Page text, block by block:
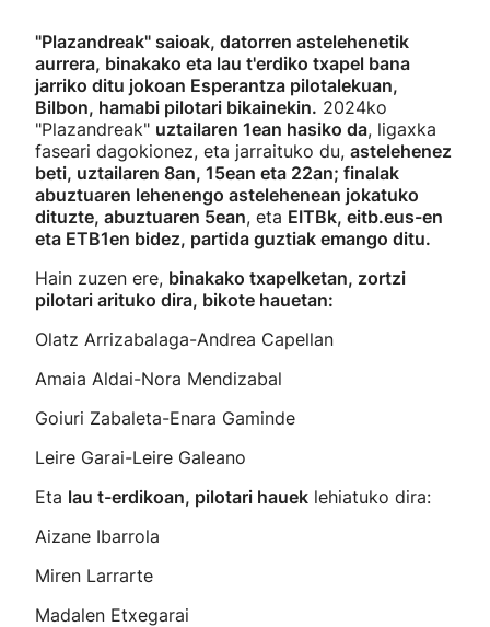
"Plazandreak" saioak, datorren astelehenetik
aurrera, binakako eta lau t'erdiko txapel bana
jarriko ditu jokoan Esperantza pilotalekuan,
Bilbon, hamabi pilotari bikainekin. 2024ko
"Plazandreak" uztailaren 1ean hasiko da, ligaxka
faseari dagokionez, eta jarraituko du, astelehenez
beti, uztailaren 8an, 15ean eta 22an; finalak
abuztuaren lehenengo astelehenean jokatuko
dituzte, abuztuaren 5ean, eta EITBk, eitb.eus-en
eta ETB1en bidez, partida guztiak emango ditu.
Hain zuzen ere, binakako txapelketan, zortzi
pilotari arituko dira, bikote hauetan:
Olatz Arrizabalaga-Andrea Capellan
Amaia Aldai-Nora Mendizabal
Goiuri Zabaleta-Enara Gaminde
Leire Garai-Leire Galeano
Eta lau t-erdikoan, pilotari hauek lehiatuko dira:
Aizane Ibarrola
Miren Larrarte
Madalen Etxegarai